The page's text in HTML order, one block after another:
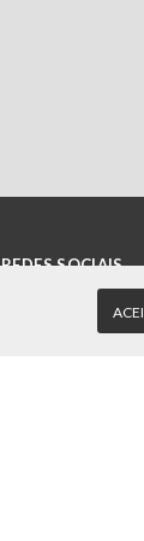
REDES SOCIAIS